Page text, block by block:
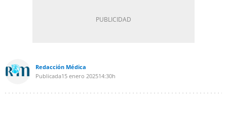
Redacción Médica
Publicada15 enero 202514:30h